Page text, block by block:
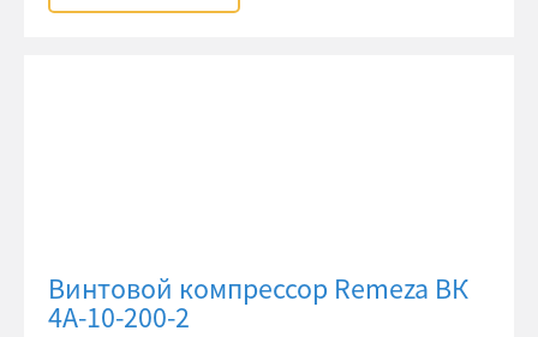
Винтовой компрессор Remeza ВК
4А-10-200-2